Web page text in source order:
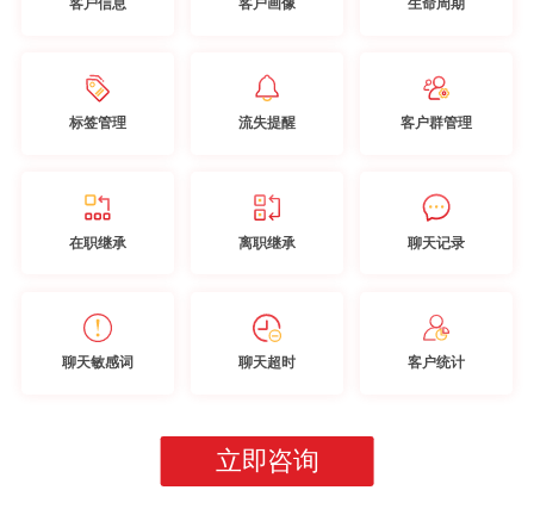
标签管理 流失提醒 客户群管理
在职继承 离职继承 聊天记录
聊天敏感词 聊天超时 客户统计
立即咨询